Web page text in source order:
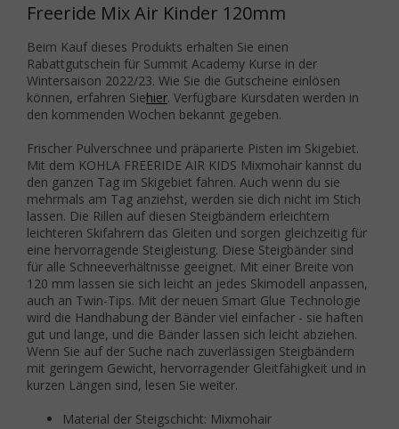
Freeride Mix Air Kinder 120mm
Beim Kauf dieses Produkts erhalten Sie einen
Rabattgutschein für Summit Academy Kurse in der
Wintersaison 2022/23. Wie Sie die Gutscheine einlösen
können, erfahren Siehier. Verfügbare Kursdaten werden in
den kommenden Wochen bekannt gegeben.
Frischer Pulverschnee und präparierte Pisten im Skigebiet.
Mit dem KOHLA FREERIDE AIR KIDS Mixmohair kannst du
den ganzen Tag im Skigebiet fahren. Auch wenn du sie
mehrmals am Tag anziehst, werden sie dich nicht im Stich
lassen. Die Rillen auf diesen Steigbändern erleichtern
leichteren Skifahrern das Gleiten und sorgen gleichzeitig für
eine hervorragende Steigleistung. Diese Steigbänder sind
für alle Schneeverhältnisse geeignet. Mit einer Breite von
120 mm lassen sie sich leicht an jedes Skimodell anpassen,
auch an Twin-Tips. Mit der neuen Smart Glue Technologie
wird die Handhabung der Bänder viel einfacher - sie haften
gut und lange, und die Bänder lassen sich leicht abziehen.
Wenn Sie auf der Suche nach zuverlässigen Steigbändern
mit geringem Gewicht, hervorragender Gleitfähigkeit und in
kurzen Längen sind, lesen Sie weiter.
Material der Steigschicht: Mixmohair